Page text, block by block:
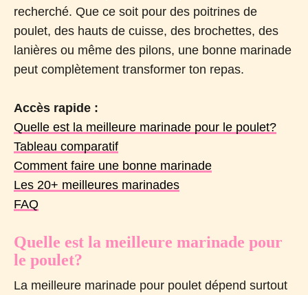
recherché. Que ce soit pour des poitrines de
poulet, des hauts de cuisse, des brochettes, des
lanières ou même des pilons, une bonne marinade
peut complètement transformer ton repas.
Accès rapide :
Quelle est la meilleure marinade pour le poulet?
Tableau comparatif
Comment faire une bonne marinade
Les 20+ meilleures marinades
FAQ
Quelle est la meilleure marinade pour
le poulet?
La meilleure marinade pour poulet dépend surtout